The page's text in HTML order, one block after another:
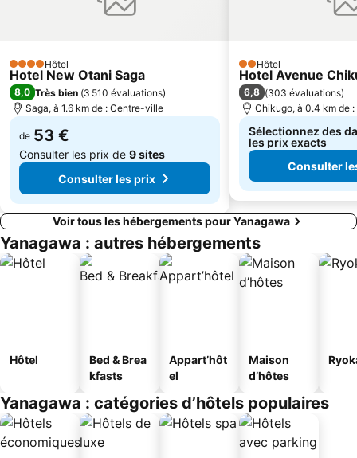
4 ÉtoilesHôtel
Hotel New Otani Saga
8,0 Très bien (3 510 évaluations)
Saga, à 1.6 km de : Centre-ville
de 53 €
Consulter les prix de 9 sites
Consulter les prix
2 Étoiles
Hôtel
Hotel Avenue
6,8 (303 évaluations)
Chikugo, à 0.4 km de
Sélectionnez des
les prix exacts
Consulter
Voir tous les hébergements pour Yanagawa
Yanagawa : autres hébergements
Hôtel
Bed & Brea
kfasts
Appart’hôt
el
Maison
d’hôtes
Yanagawa : catégories d’hôtels populaires